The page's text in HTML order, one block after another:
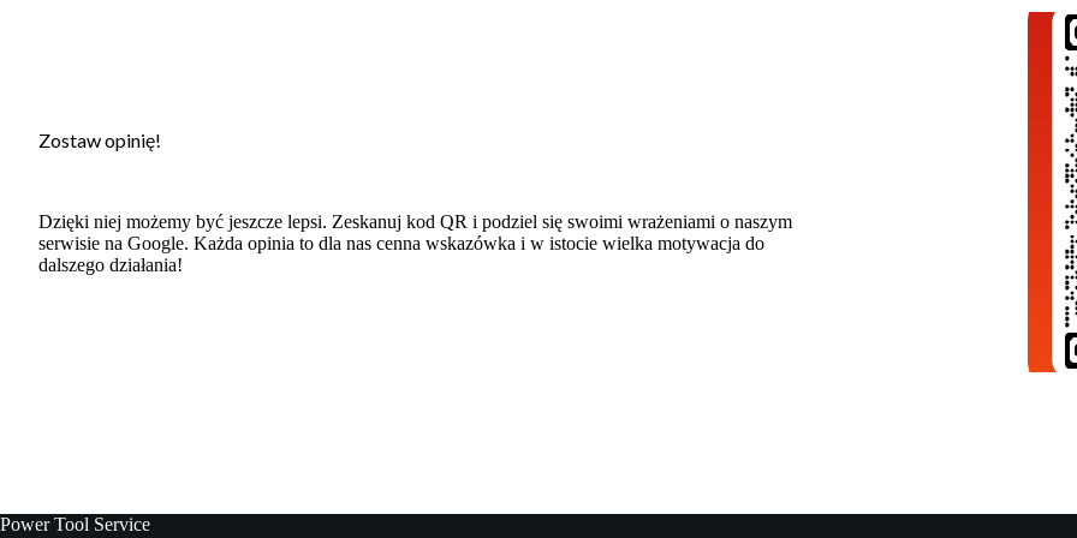
Zostaw opinię!
Dzięki niej możemy być jeszcze lepsi. Zeskanuj kod QR i podziel się swoimi wrażeniami o naszym
serwisie na Google. Każda opinia to dla nas cenna wskazówka i w istocie wielka motywacja do
dalszego działania!
Power Tool Service